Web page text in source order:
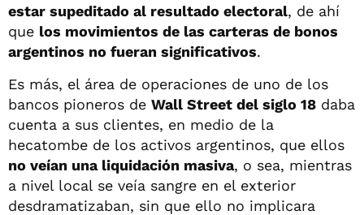
estar supeditado al resultado electoral, de ahí
que los movimientos de las carteras de bonos
argentinos no fueran significativos.
Es más, el área de operaciones de uno de los
bancos pioneros de Wall Street del siglo 18 daba
cuenta a sus clientes, en medio de la
hecatombe de los activos argentinos, que ellos
no veían una liquidación masiva, o sea, mientras
a nivel local se veía sangre en el exterior
desdramatizaban, sin que ello no implicara